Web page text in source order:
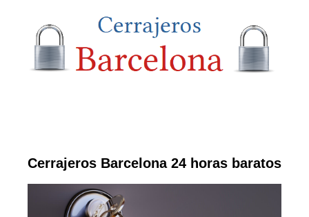
Cerrajeros Barcelona 24 horas baratos